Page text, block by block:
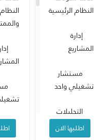
النظام الرئيسية
إدارة
المشاريع
مستشار
تشغيلي واحد
التحليلات
والتقاريراطلبها الان